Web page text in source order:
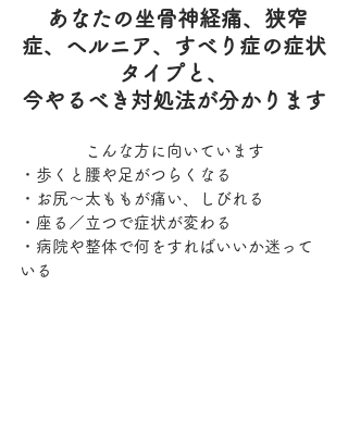
あなたの坐骨神経痛、狭窄
症、ヘルニア、すべり症の症状
タイプと、
今やるべき対処法が分かります
こんな方に向いています
・歩くと腰や足がつらくなる
・お尻〜太ももが痛い、しびれる
・座る／立つで症状が変わる
・病院や整体で何をすればいいか迷って
いる